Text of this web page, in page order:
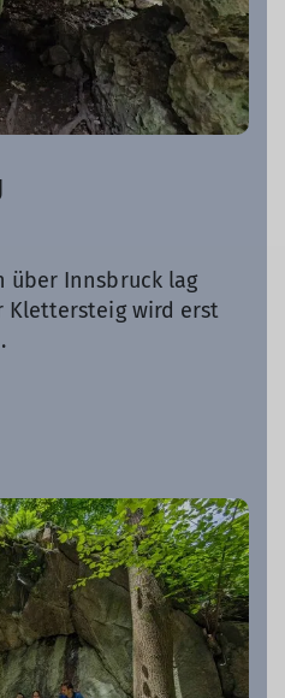
über Innsbruck lag
Klettersteig wird erst